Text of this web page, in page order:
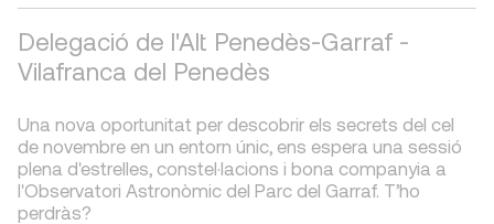
Delegació de l'Alt Penedès-Garraf -
Vilafranca del Penedès
Una nova oportunitat per descobrir els secrets del cel
de novembre en un entorn únic, ens espera una sessió
plena d'estrelles, constel·lacions i bona companyia a
l'Observatori Astronòmic del Parc del Garraf. T’ho
perdràs?